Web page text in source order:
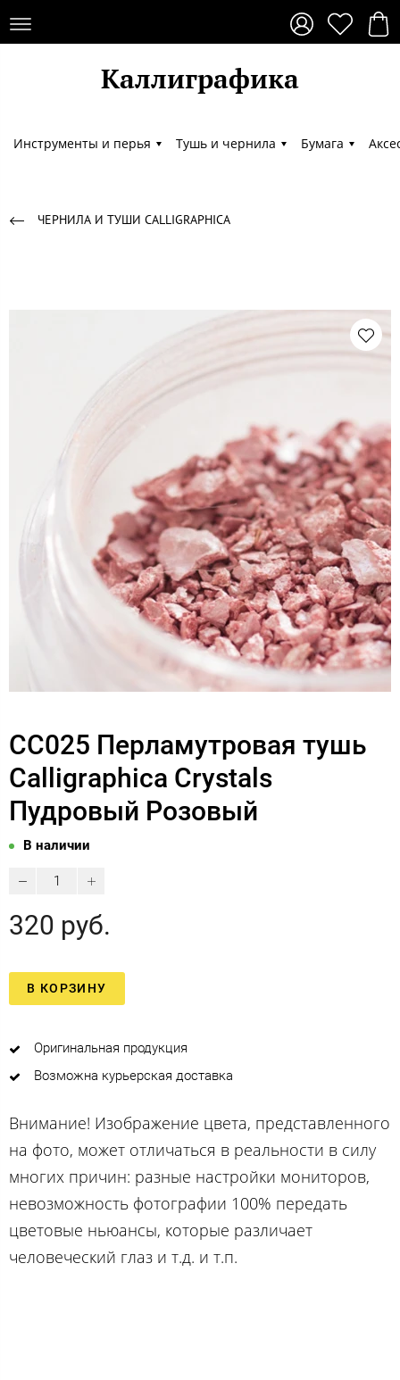
Каллиграфика
Каллиграфика
Инструменты и перья Тушь и чернила Бумага
ЧЕРНИЛА И ТУШИ CALLIGRAPHICA
СС025 Перламутровая тушь
Calligraphica Crystals
Пудровый Розовый
В наличии
320 руб.
В КОРЗИНУ
Оригинальная продукция
Возможна курьерская доставка
Внимание! Изображение цвета, представленного
на фото, может отличаться в реальности в силу
многих причин: разные настройки мониторов,
невозможность фотографии 100% передать
цветовые ньюансы, которые различает
человеческий глаз и т.д. и т.п.